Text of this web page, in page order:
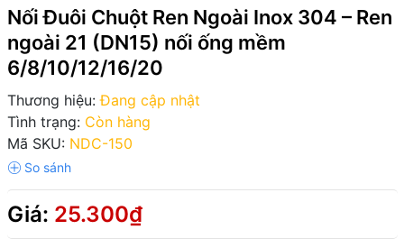
Nối Đuôi Chuột Ren Ngoài Inox 304 – Ren
ngoài 21 (DN15) nối ống mềm
6/8/10/12/16/20
Thương hiệu: Đang cập nhật
Tình trạng: Còn hàng
Mã SKU: NDC-150
Giá: 25.300₫